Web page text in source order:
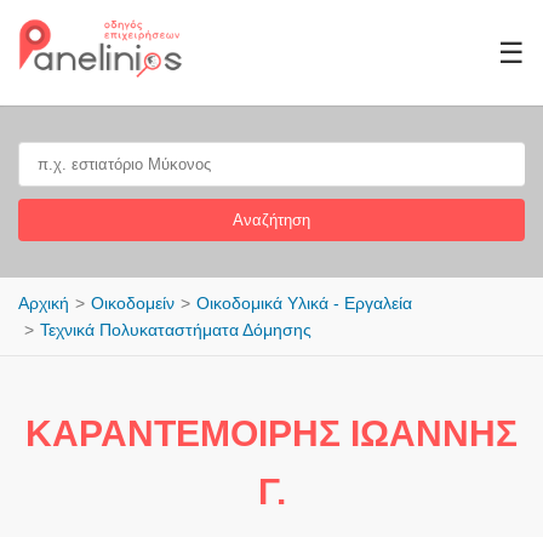
☰
Αναζήτηση
Αρχική Οικοδομείν
Οικοδομικά Υλικά - Εργαλεία
Τεχνικά Πολυκαταστήματα Δόμησης
ΚΑΡΑΝΤΕΜΟΙΡΗΣ ΙΩΑΝΝΗΣ
Γ.